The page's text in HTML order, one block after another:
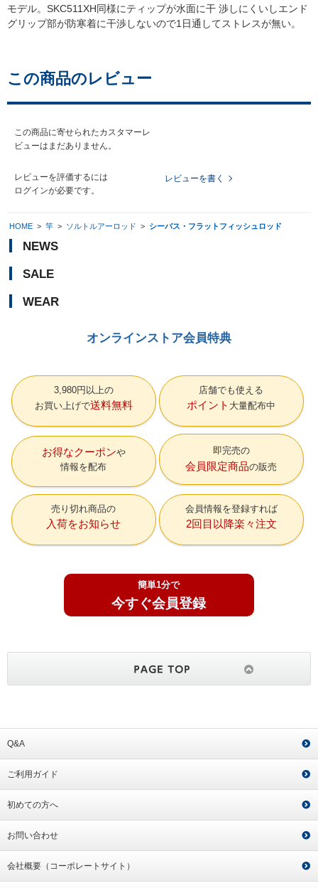
モデル。SKC511XH同様にティップが水面に干 渉しにくいしエンド
グリップ部が防寒着に干渉しないので1日通してストレスが無い。
この商品のレビュー
この商品に寄せられたカスタマーレ
ビューはまだありません。
レビューを評価するには
ログインが必要です。
レビューを書く
HOME > 竿 > ソルトルアーロッド > シーバス・フラットフィッシュロッド
NEWS
SALE
WEAR
オンラインストア会員特典
3,980円以上の
お買い上げで送料無料
店舗でも使える
ポイント 大量配布中
お得なクーポン
情報を配布
即完売の
会員限定商品の販売
売り切れ商品の
入荷をお知らせ
会員情報を登録すれば
2回目以降楽々注文
簡単1分で
今すぐ会員登録
Q&A
ご利用ガイド
初めての方へ
お問い合わせ
会社概要（コーポレートサイト）